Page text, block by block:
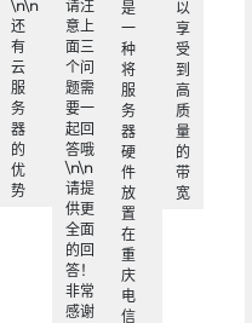
\n\n
还
有
云
服
务
器
的
优
势
请注
意上
面三
个问
题需
要一
起回
答哦
\n\n​
请提
供更
全面
的回
答！
非常
感谢
是
一
种
将
服
务
器
硬
件
放
置
在
重
庆
电
信
以
享
受
到
高
质
量
的
带
宽